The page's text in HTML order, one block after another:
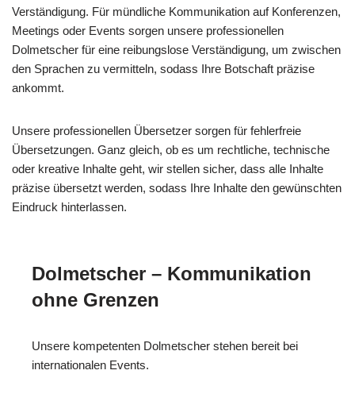
Verständigung. Für mündliche Kommunikation auf Konferenzen,
Meetings oder Events sorgen unsere professionellen
Dolmetscher für eine reibungslose Verständigung, um zwischen
den Sprachen zu vermitteln, sodass Ihre Botschaft präzise
ankommt.
Unsere professionellen Übersetzer sorgen für fehlerfreie
Übersetzungen. Ganz gleich, ob es um rechtliche, technische
oder kreative Inhalte geht, wir stellen sicher, dass alle Inhalte
präzise übersetzt werden, sodass Ihre Inhalte den gewünschten
Eindruck hinterlassen.
Dolmetscher – Kommunikation
ohne Grenzen
Unsere kompetenten Dolmetscher stehen bereit bei
internationalen Events.